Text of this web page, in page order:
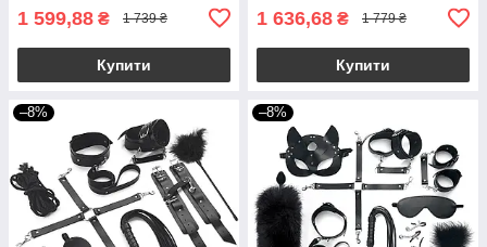
1 599,88 ₴ 1 739 ₴
Купити
1 636,68 ₴ 1 779 ₴
Купити
–8% –8%